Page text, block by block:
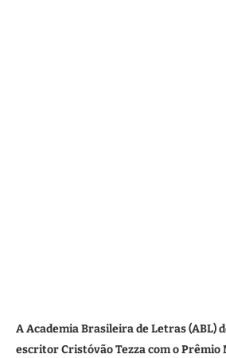
A Academia Brasileira de Letras (ABL)
escritor Cristóvão Tezza com o Prêmio